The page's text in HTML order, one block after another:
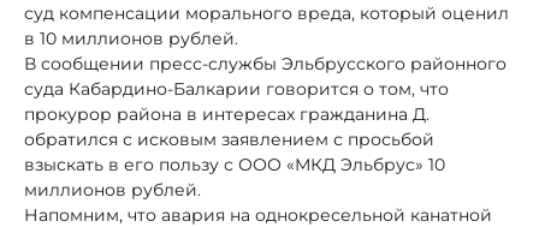
суд компенсации морального вреда, который оценил
в 10 миллионов рублей.
В сообщении пресс-службы Эльбрусского районного
суда Кабардино-Балкарии говорится о том, что
прокурор района в интересах гражданина Д.
обратился с исковым заявлением с просьбой
взыскать в его пользу с ООО «МКД Эльбрус» 10
миллионов рублей.
Напомним, что авария на однокресельной канатной